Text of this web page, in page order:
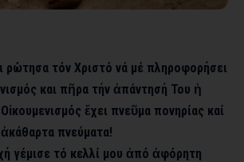
ρώτησα τόν Χριστό νά μέ πληροφορήσει
και πῆρα τήν ἀπάντησή Του ἡ
ἔχει πνεῦμα πονηρίας καί
πνεύματα!
γέμισε τό κελλί μου ἀπό ἀφόρητη